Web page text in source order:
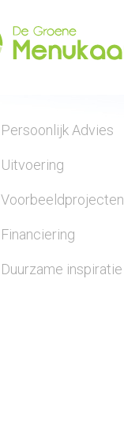
Persoonlijk Advies
Uitvoering
Voorbeeldprojecten
Financiering
Duurzame inspiratie